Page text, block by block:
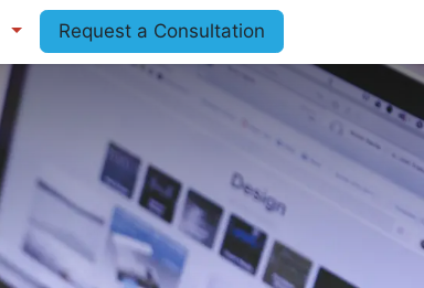
Request a Consultation